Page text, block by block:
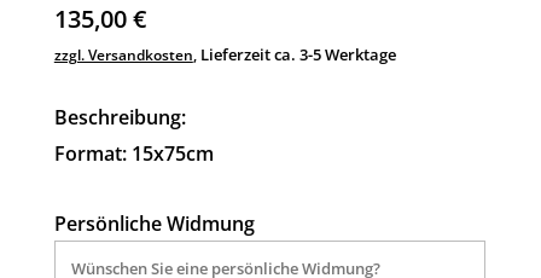
135,00€
zzgl. Versandkosten, Lieferzeit ca. 3-5 Werktage
Beschreibung:
Format: 15x75cm
Persönliche Widmung